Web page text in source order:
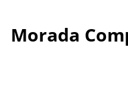
Morada